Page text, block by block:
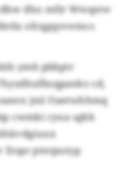
dho mfir Wwqstw
ofcqgqovemcs
ymb pbbptr
cd,
jml Oaetwhhmq
cwmki cyua sgkk
fzspr ptntputyp